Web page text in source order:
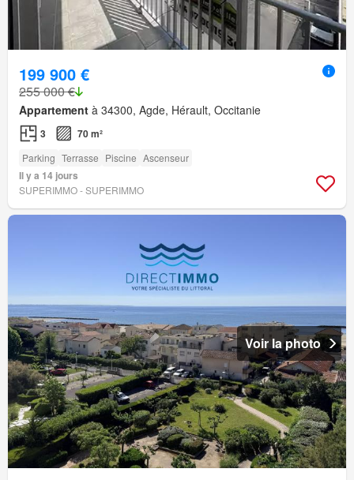
199 900 €
255 000 €
Appartement à 34300, Agde, Hérault, Occitanie
3 70 m²
Parking Terrasse Piscine Ascenseur
Il y a 14 jours
SUPERIMMO - SUPERIMMO
Voir la photo